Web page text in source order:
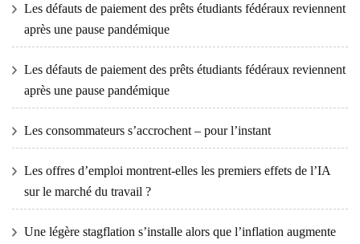
Les défauts de paiement des prêts étudiants fédéraux reviennent
après une pause pandémique
Les défauts de paiement des prêts étudiants fédéraux reviennent
après une pause pandémique
Les consommateurs s’accrochent – ​​pour l’instant
Les offres d’emploi montrent-elles les premiers effets de l’IA
sur le marché du travail ?
Une légère stagflation s’installe alors que l’inflation augmente